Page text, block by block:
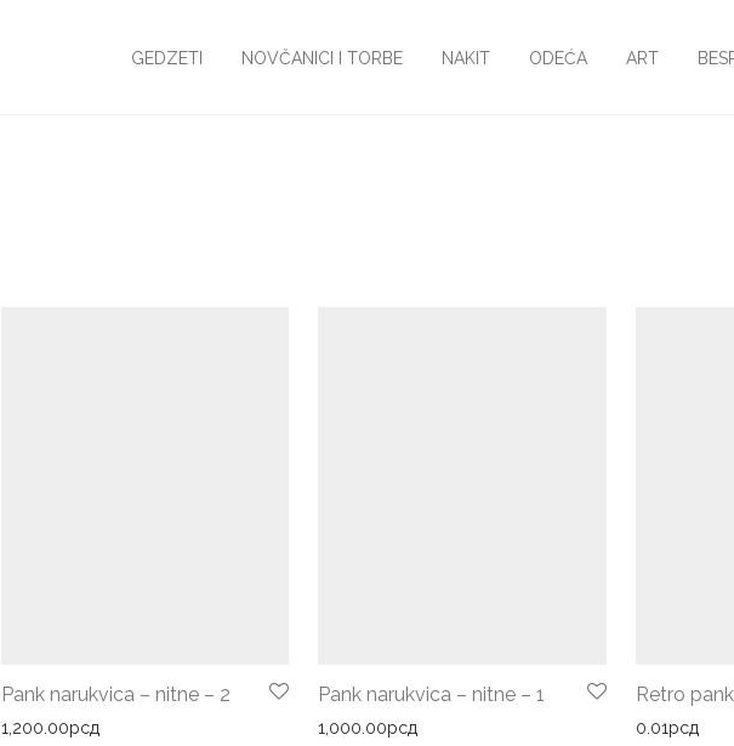
GEDZETI NOVČANICI I TORBE NAKIT ODEĆA ART
Pank narukvica – nitne – 2
1,200.00рсд
Pank narukvica – nitne – 1
1,000.00рсд
Retro
0.01рсд